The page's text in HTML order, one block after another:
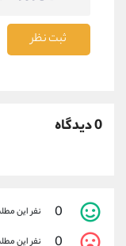
ثبت نظر
0 دیدگاه
0 نفر این
نفر این